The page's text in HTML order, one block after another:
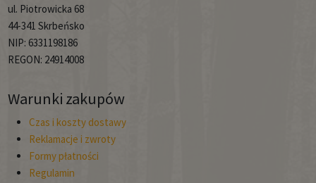
ul. Piotrowicka 68
44-341 Skrbeńsko
NIP: 6331198186
REGON: 24914008
Warunki zakupów
Czas i koszty dostawy
Reklamacje i zwroty
Formy płatności
Regulamin